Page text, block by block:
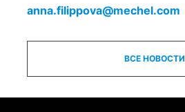
anna.filippova@mechel.com
ВСЕ НОВОСТИ